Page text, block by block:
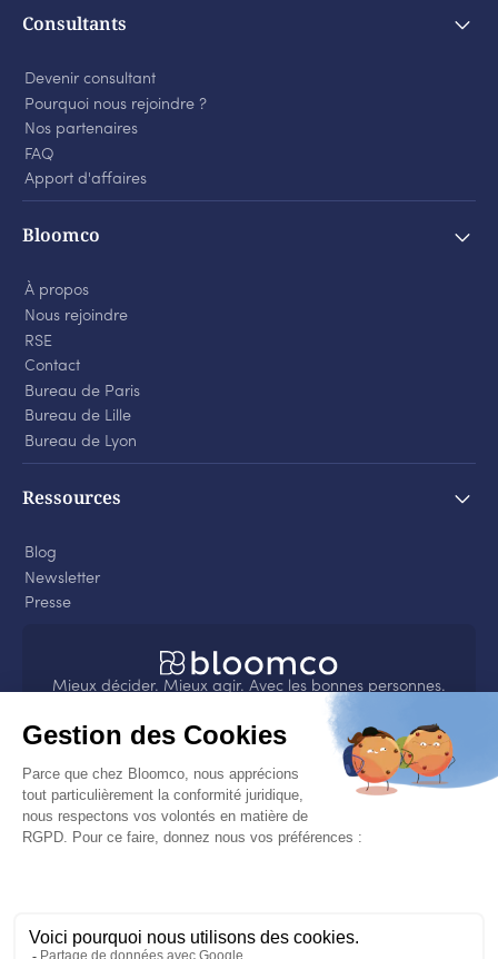
Consultants
Devenir consultant
Pourquoi nous rejoindre ?
Nos partenaires
FAQ
Apport d'affaires
Bloomco
À propos
Nous rejoindre
RSE
Contact
Bureau de Paris
Bureau de Lille
Bureau de Lyon
Ressources
Blog
Newsletter
Presse
Mieux décider. Mieux agir. Avec les bonnes personnes.
sur
environnemental et a obtenu la médaille EcoVadis